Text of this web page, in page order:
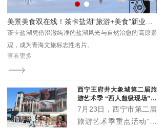
合科学考察。
茶卡盐湖凭借澄澈纯净的盐湖风光与自然治愈的高原景
观，成为青海文旅标志性名片。
查看更多
西宁王府井大象城第二届旅
游艺术季 “西人超级现场”启
幕
7月23日，西宁市第二届
旅游艺术季重点活动“西